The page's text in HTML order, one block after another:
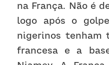
na França. Não é
logo após o
nigerinos tenham
francesa e a